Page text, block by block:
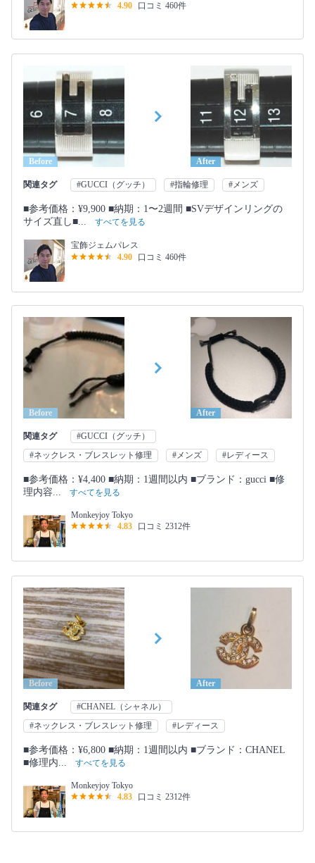
4.90
口コミ 460件
Before After
関連タグ #GUCCI（グッチ） #指輪修理 #メンズ
■参考価格：¥9,900 ■納期：1〜2週間 ■SVデザインリングの
サイズ直し■...
すべてを見る
宝飾ジェムパレス
4.90
口コミ 460件
Before After
関連タグ
#GUCCI（グッチ）
#ネックレス・ブレスレット修理
#メンズ #レディース
■参考価格：¥4,400 ■納期：1週間以内 ■ブランド：gucci ■修
理内容...
すべてを見る
Monkeyjoy Tokyo
4.83
口コミ 2312件
Before After
関連タグ
#CHANEL（シャネル）
#ネックレス・ブレスレット修理
#レディース
■参考価格：¥6,800 ■納期：1週間以内 ■ブランド：CHANEL
■修理内...
すべてを見る
Monkeyjoy Tokyo
4.83
口コミ 2312件